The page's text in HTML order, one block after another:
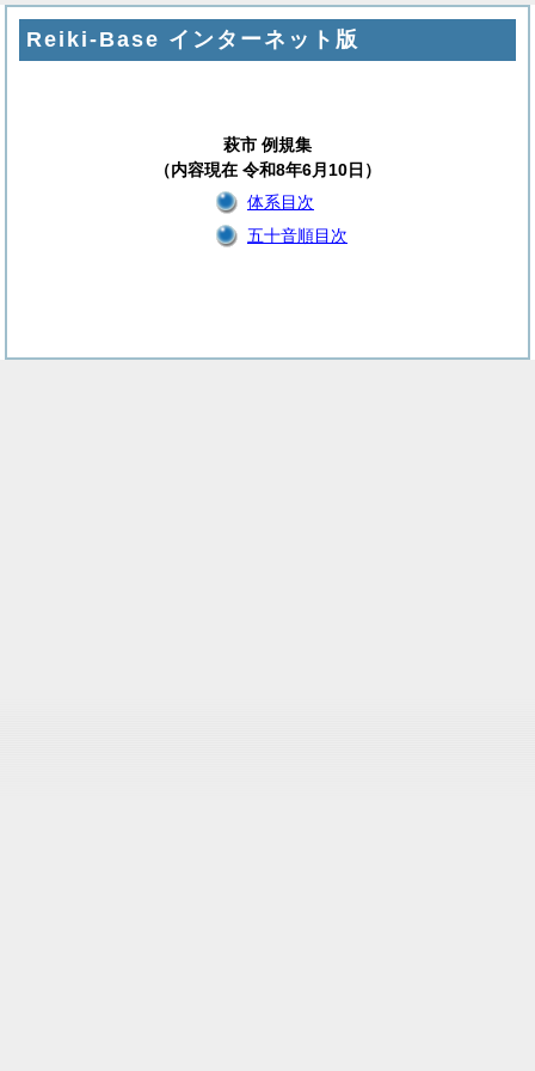
Reiki-Base インターネット版
萩市 例規集
（内容現在 令和8年6月10日）
体系目次
五十音順目次